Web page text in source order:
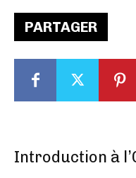
PARTAGER
Introduction à